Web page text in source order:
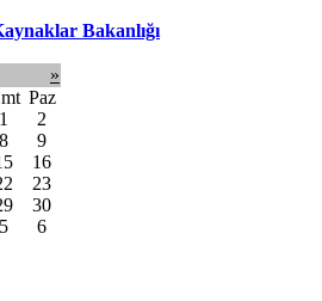
Bakanlığı
»
Paz
1
2
8
9
16
23
30
5 6